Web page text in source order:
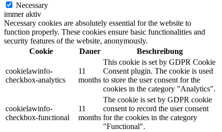
Necessary
immer aktiv
Necessary cookies are absolutely essential for the website to
function properly. These cookies ensure basic functionalities and
security features of the website, anonymously.
Cookie
Dauer Beschreibung
cookielawinfo-
checkbox-analytics
11
months
This cookie is set by GDPR Cookie
Consent plugin. The cookie is used
to store the user consent for the
cookies in the category "Analytics".
cookielawinfo-
checkbox-functional
11
months
The cookie is set by GDPR cookie
consent to record the user consent
for the cookies in the category
"Functional".